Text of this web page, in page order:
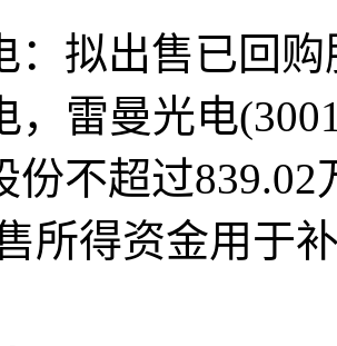
：拟出售已回
，雷曼光电
份不超过
所得资金用于